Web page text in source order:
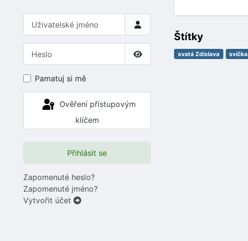
Zobrazit heslo
Pamatuj si mě
klíčem
Přihlásit se
Zapomenuté heslo?
Zapomenuté jméno?
Vytvořit účet
Štítky
svatá Zdislava svíčka